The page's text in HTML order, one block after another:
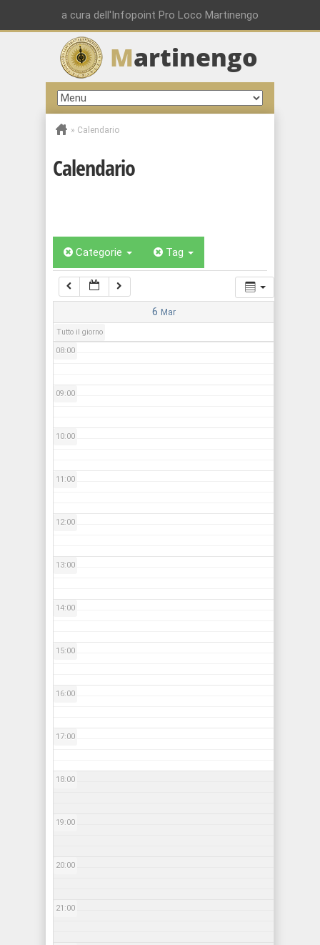
a cura dell'Infopoint Pro Loco Martinengo
Martinengo
» Calendario
Calendario
Categorie Tag
6 Mar
Tutto il giorno
01:00
02:00
03:00
04:00
08:00
09:00
10:00
11:00
12:00
13:00
14:00
15:00
16:00
17:00
18:00
19:00
20:00
21:00